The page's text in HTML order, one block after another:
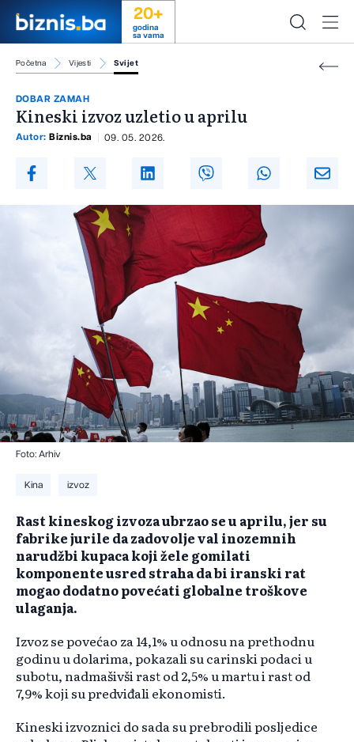
20+
godina
sa vama
Početna Vijesti Svijet
DOBAR ZAMAH
Kineski izvoz uzletio u aprilu
Autor: Biznis.ba 09. 05. 2026.
Foto: Arhiv
Kina izvoz
Rast kineskog izvoza ubrzao se u aprilu, jer su
fabrike jurile da zadovolje val inozemnih
narudžbi kupaca koji žele gomilati
komponente usred straha da bi iranski rat
mogao dodatno povećati globalne troškove
ulaganja.
Izvoz se povećao za 14,1% u odnosu na prethodnu
godinu u dolarima, pokazali su carinski podaci u
subotu, nadmašivši rast od 2,5% u martu i rast od
7,9% koji su predviđali ekonomisti.
Kineski izvoznici do sada su prebrodili posljedice